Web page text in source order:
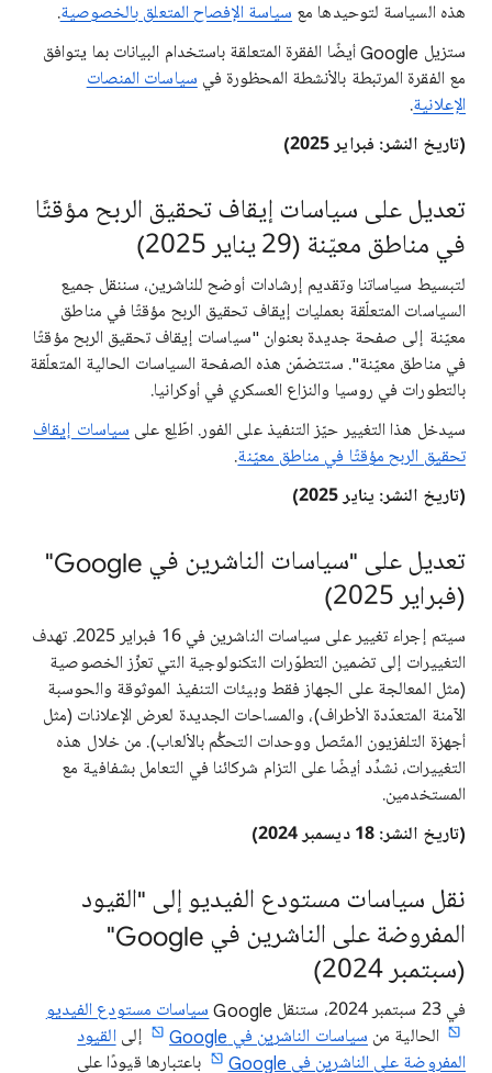
هذه السياسة لتوحيدها مع سياسة الإفصاح المتعلق بالخصوصية.
ستزيل Google أيضًا الفقرة المتعلقة باستخدام البيانات بما يتوافق
مع الفقرة المرتبطة بالأنشطة المحظورة في سياسات المنصات
الإعلانية.
(تاريخ النشر: فبراير 2025)
تعديل على سياسات إيقاف تحقيق الربح مؤقتًا
في مناطق معيّنة (29 يناير 2025)
لتبسيط سياساتنا وتقديم إرشادات أوضح للناشرين، سننقل جميع
السياسات المتعلّقة بعمليات إيقاف تحقيق الربح مؤقتًا في مناطق
معيّنة إلى صفحة جديدة بعنوان "سياسات إيقاف تحقيق الربح مؤقتًا
في مناطق معيّنة". ستتضمّن هذه الصفحة السياسات الحالية المتعلّقة
بالتطورات في روسيا والنزاع العسكري في أوكرانيا.
سيدخل هذا التغيير حيّز التنفيذ على الفور. اطّلِع على سياسات إيقاف
تحقيق الربح مؤقتًا في مناطق معيّنة.
(تاريخ النشر: يناير 2025)
تعديل على "سياسات الناشرين في Google"
(فبراير 2025)
سيتم إجراء تغيير على سياسات الناشرين في 16 فبراير 2025. تهدف
التغييرات إلى تضمين التطوّرات التكنولوجية التي تعزِّز الخصوصية
(مثل المعالجة على الجهاز فقط وبيئات التنفيذ الموثوقة والحوسبة
الآمنة المتعدّدة الأطراف)، والمساحات الجديدة لعرض الإعلانات (مثل
أجهزة التلفزيون المتّصل ووحدات التحكُّم بالألعاب). من خلال هذه
التغييرات، نشدِّد أيضًا على التزام شركائنا في التعامل بشفافية مع
المستخدمين.
(تاريخ النشر: 18 ديسمبر 2024)
نقل سياسات مستودع الفيديو إلى "القيود
المفروضة على الناشرين في Google"
(سبتمبر 2024)
في 23 سبتمبر 2024، ستنقل Google
سياسات مستودع الفيديو
الحالية من سياسات الناشرين في Google إلىالقيود
المفروضة على الناشرين في Google
باعتبارها قيودًا على